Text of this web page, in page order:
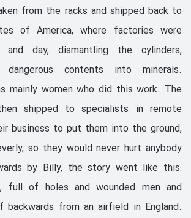
from the racks and shipped back to
of America, where factories were
and day, dismantling the cylinders,
contents into minerals.
mainly women who did this work. The
shipped to specialists in remote
business to put them into the ground,
so they would never hurt anybody
by Billy, the story went like this:
full of holes and wounded men and
from an airfield in England.